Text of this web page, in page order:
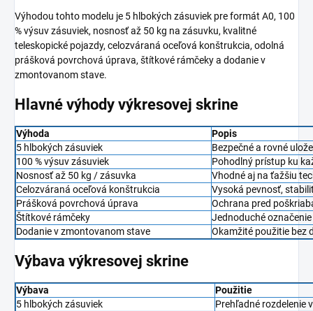
Výhodou tohto modelu je 5 hlbokých zásuviek pre formát A0, 100
% výsuv zásuviek, nosnosť až 50 kg na zásuvku, kvalitné
teleskopické pojazdy, celozváraná oceľová konštrukcia, odolná
prášková povrchová úprava, štítkové rámčeky a dodanie v
zmontovanom stave.
Hlavné výhody výkresovej skrine
Výhoda
Popis
5 hlbokých zásuviek
Bezpečné a rovné
100 % výsuv zásuviek
Pohodlný prístup ku
Nosnosť až 50 kg / zásuvka
Vhodné aj na ťažšiu
Celozváraná oceľová konštrukcia
Vysoká pevnosť,
Prášková povrchová úprava
Ochrana pred
Štítkové rámčeky
Jednoduché
Dodanie v zmontovanom stave
Okamžité použitie bez
Výbava výkresovej skrine
Výbava
Použitie
5 hlbokých zásuviek
Prehľadné rozdelenie